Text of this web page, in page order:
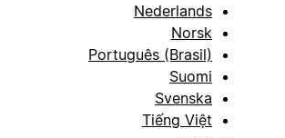
Nederlands
Norsk
Português (Brasil)
Suomi
Svenska
Tiếng Việt